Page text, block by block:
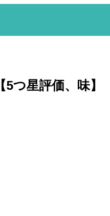
つ星評価、味】